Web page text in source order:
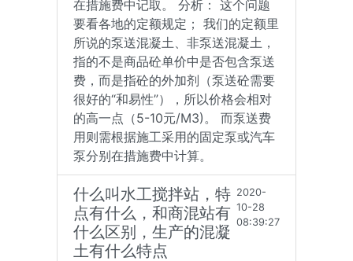
在措施费中记取。 分析： 这个问题
要看各地的定额规定； 我们的定额里
所说的泵送混凝土、非泵送混凝土，
指的不是商品砼单价中是否包含泵送
费，而是指砼的外加剂（泵送砼需要
很好的“和易性”），所以价格会相对
的高一点（5-10元/M3)。 而泵送费
用则需根据施工采用的固定泵或汽车
泵分别在措施费中计算。
什么叫水工搅拌站，特
点有什么，和商混站有
什么区别，生产的混凝
土有什么特点
2020-
10-28
08:39:27